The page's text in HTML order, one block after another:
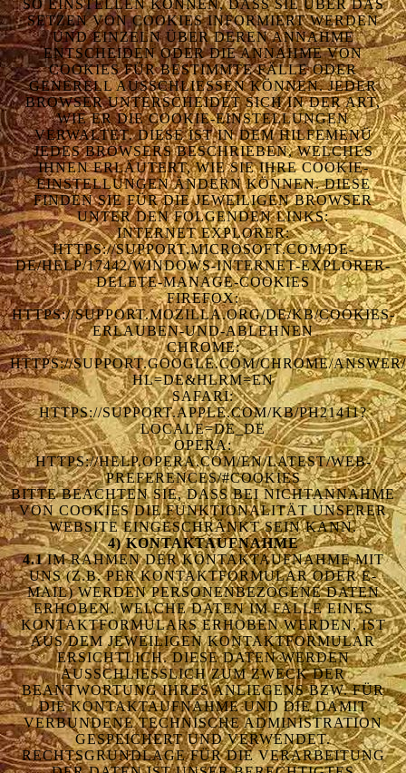
SO EINSTELLEN KÖNNEN, DASS SIE ÜBER DAS
SETZEN VON COOKIES INFORMIERT WERDEN
UND EINZELN ÜBER DEREN ANNAHME
ENTSCHEIDEN ODER DIE ANNAHME VON
COOKIES FÜR BESTIMMTE FÄLLE ODER
GENERELL AUSSCHLIESSEN KÖNNEN. JEDER B
ROWSER UNTERSCHEIDET SICH IN DER ART, W
IE ER DIE COOKIE-EINSTELLUNGEN V
ERWALTET. DIESE IST IN DEM HILFEMENÜ J
EDES BROWSERS BESCHRIEBEN, WELCHES I
HNEN ERLÄUTERT, WIE SIE IHRE COOKIE-E
INSTELLUNGEN ÄNDERN KÖNNEN. DIESE F
INDEN SIE FÜR DIE JEWEILIGEN BROWSER U
NTER DEN FOLGENDEN LINKS:
INTERNET EXPLORER:
HTTPS://SUPPORT.MICROSOFT.COM/DE-
DE/HELP/17442/WINDOWS-INTERNET-EXPLORER-
DELETE-MANAGE-COOKIES
FIREFOX:
HTTPS://SUPPORT.MOZILLA.ORG/DE/KB/COOKIES-
ERLAUBEN-UND-ABLEHNEN
CHROME:
HTTPS://SUPPORT.GOOGLE.COM/CHROME/
HL=DE&HLRM=EN
SAFARI:
HTTPS://SUPPORT.APPLE.COM/KB/PH21411?
LOCALE=DE_DE
OPERA:
HTTPS://HELP.OPERA.COM/EN/LATEST/WEB-
PREFERENCES/#COOKIES
BITTE BEACHTEN SIE, DASS BEI NICHTANNAHME
VON COOKIES DIE FUNKTIONALITÄT UNSERER
WEBSITE EINGESCHRÄNKT SEIN KANN.
4) KONTAKTAUFNAHME
4.1IM RAHMEN DER KONTAKTAUFNAHME MIT
UNS (Z.B. PER KONTAKTFORMULAR ODER E-
MAIL) WERDEN PERSONENBEZOGENE DATEN
ERHOBEN. WELCHE DATEN IM FALLE EINES
KONTAKTFORMULARS ERHOBEN WERDEN, IST
AUS DEM JEWEILIGEN KONTAKTFORMULAR
ERSICHTLICH. DIESE DATEN WERDEN
AUSSCHLIESSLICH ZUM ZWECK DER B
EANTWORTUNG IHRES ANLIEGENS BZW. FÜR D
IE KONTAKTAUFNAHME UND DIE DAMIT V
ERBUNDENE TECHNISCHE ADMINISTRATION G
ESPEICHERT UND VERWENDET. R
ECHTSGRUNDLAGE FÜR DIE VERARBEITUNG D